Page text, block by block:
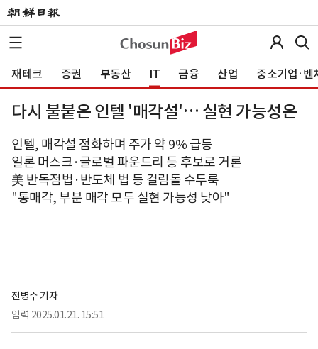
재테크 증권 부동산 IT 금융 산업 중소기업·벤
다시 불붙은 인텔 '매각설'… 실현 가능성은
인텔, 매각설 점화하며 주가 약 9% 급등
일론 머스크·글로벌 파운드리 등 후보로 거론
美 반독점법·반도체 법 등 걸림돌 수두룩
"통매각, 부분 매각 모두 실현 가능성 낮아"
전병수 기자
입력 2025.01.21. 15:51